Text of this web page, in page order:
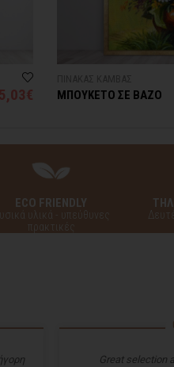
ΜΠΟΥΚΕΤΟ ΣΕ ΒΑΖΟ
ECO FRIENDLY
υλικά - υπεύθυνες
πρακτικές
Great selection